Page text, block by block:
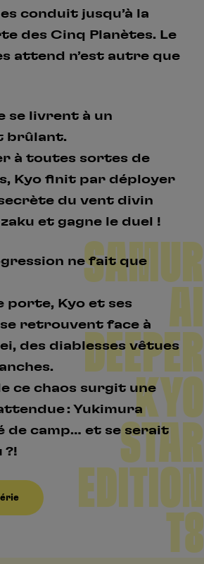
conduit jusqu’à la
des Cinq Planètes. Le
attend n’est autre que
se livrent à un
brûlant.
à toutes sortes de
Kyo finit par déployer
du vent divin
et gagne le duel !
ne fait que
porte, Kyo et ses
retrouvent face à
des diablesses vêtues
ce chaos surgit une
: Yukimura
de camp… et se serait
?!
SAMUR
AI
DEEPER
KYO
STAR
EDITION
T8